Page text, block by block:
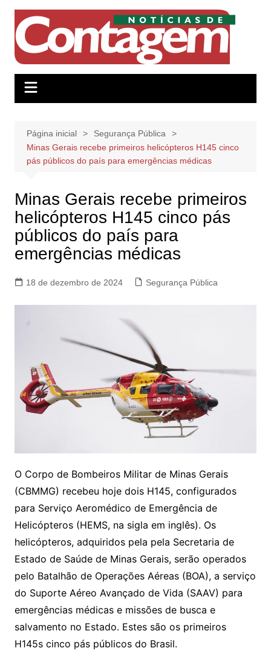
conteúdo
Página inicial
Segurança Pública
Minas Gerais recebe primeiros helicópteros H145 cinco
pás públicos do país para emergências médicas
Minas Gerais recebe primeiros
helicópteros H145 cinco pás
públicos do país para
emergências médicas
18 de dezembro de 2024 Segurança Pública
O Corpo de Bombeiros Militar de Minas Gerais
(CBMMG) recebeu hoje dois H145, configurados
para Serviço Aeromédico de Emergência de
Helicópteros (HEMS, na sigla em inglês). Os
helicópteros, adquiridos pela pela Secretaria de
Estado de Saúde de Minas Gerais, serão operados
pelo Batalhão de Operações Aéreas (BOA), a serviço
do Suporte Aéreo Avançado de Vida (SAAV) para
emergências médicas e missões de busca e
salvamento no Estado. Estes são os primeiros
H145s cinco pás públicos do Brasil.